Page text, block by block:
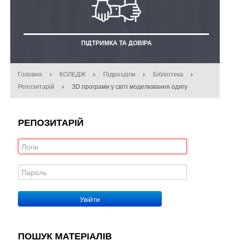
ПІДТРИМКА ТА ДОВІРА
Головна КОЛЕДЖ Підрозділи
Бібліотека
Репозитарій
3D програми у світі моделювання одягу
РЕПОЗИТАРІЙ
Увійти
ПОШУК МАТЕРІАЛІВ